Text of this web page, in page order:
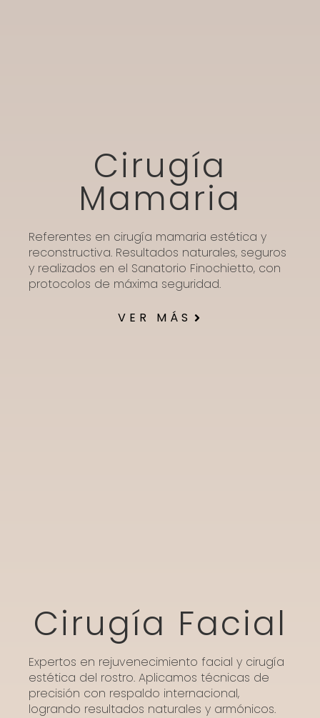
Cirugía
Mamaria
Referentes en cirugía mamaria estética y
reconstructiva. Resultados naturales, seguros
y realizados en el Sanatorio Finochietto, con
protocolos de máxima seguridad.
VER MÁS
Cirugía Facial
Expertos en rejuvenecimiento facial y cirugía
estética del rostro. Aplicamos técnicas de
precisión con respaldo internacional,
logrando resultados naturales y armónicos.